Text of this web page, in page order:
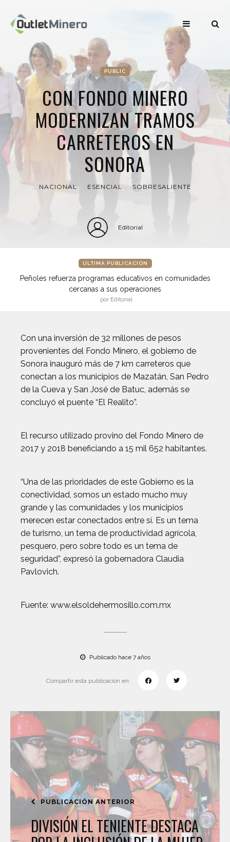
PUBLIC
CON FONDO MINERO
MODERNIZAN TRAMOS
CARRETEROS EN
SONORA
NACIONAL ESENCIAL SOBRESALIENTE
Editorial
ÚLTIMA PUBLICACIÓN
Peñoles refuerza programas educativos en comunidades
cercanas a sus operaciones
por Editorial
Con una inversión de 32 millones de pesos
provenientes del Fondo Minero, el gobierno de
Sonora inauguró más de 7 km carreteros que
conectan a los municipios de Mazatán, San Pedro
de la Cueva y San José de Batuc, además se
concluyó el puente “El Realito”.
El recurso utilizado provino del Fondo Minero de
2017 y 2018 beneficiando a 15 mil 652 habitantes.
“Una de las prioridades de este Gobierno es la
conectividad, somos un estado mucho muy
grande y las comunidades y los municipios
merecen estar conectados entre sí. Es un tema
de turismo, un tema de productividad agrícola,
pesquero, pero sobre todo es un tema de
seguridad”, expresó la gobernadora Claudia
Pavlovich.
Fuente: www.elsoldehermosillo.com.mx
Publicado hace 7 años
Compartir esta publicación en:
PUBLICACIÓN ANTERIOR
DIVISIÓN EL TENIENTE DESTACA